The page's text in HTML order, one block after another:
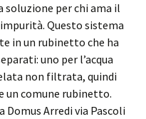
soluzione per chi ama il
Questo sistema
in un rubinetto che ha
uno per l’acqua
non filtrata, quindi
un comune rubinetto.
Domus Arredi via Pascoli